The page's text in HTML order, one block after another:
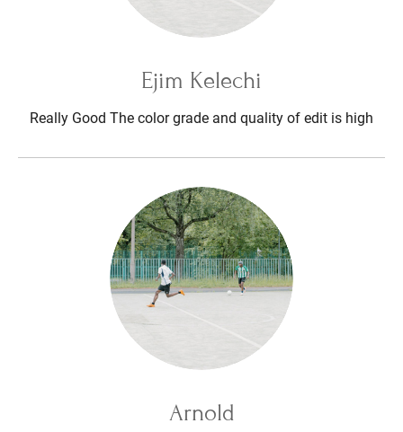
Ejim Kelechi
Really Good The color grade and quality of edit is high
Arnold